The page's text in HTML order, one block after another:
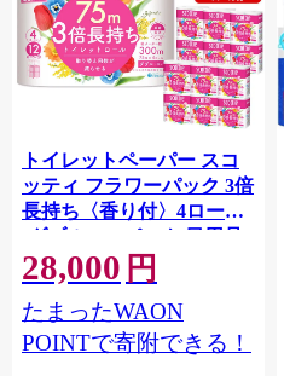
トイレットペーパー スコ
ッティ フラワーパック 3倍
長持ち〈香り付〉4ロール
(ダブル)×12パック 日用品
最短翌日発送 [スコッティ
フラワーパック トイレッ
トペーパー 日本製紙クレ
シア] 秋田県秋田市
28,000 円
たまったWAON
POINTで寄附できる！